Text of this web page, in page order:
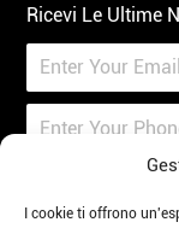
Ricevi Le Ultime
I cookie ti offrono